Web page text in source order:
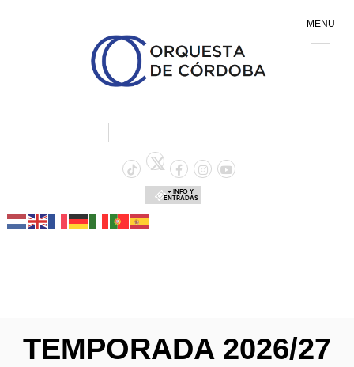
+ INFO Y
ENTRADAS
TEMPORADA 2026/27
MENU